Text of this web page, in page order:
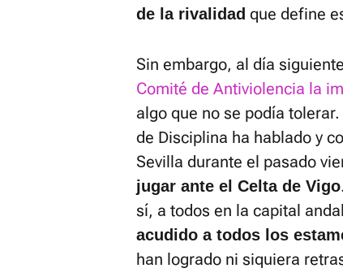
de la rivalidad que define
Sin embargo, al día
Comité de Antiviolencia la
algo que no se podía
de Disciplina ha hablado y
Sevilla durante el pasado
jugar ante el Celta de Vigo
sí, a todos en la capital
acudido a todos los
han logrado ni siquiera